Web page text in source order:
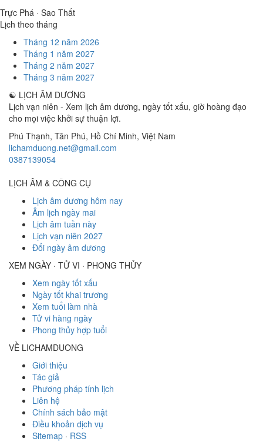
Trực Phá · Sao Thất
Lịch theo tháng
Tháng 12 năm 2026
Tháng 1 năm 2027
Tháng 2 năm 2027
Tháng 3 năm 2027
☯ LỊCH ÂM DƯƠNG
Lịch vạn niên - Xem lịch âm dương, ngày tốt xấu, giờ hoàng đạo
cho mọi việc khởi sự thuận lợi.
Phú Thạnh, Tân Phú, Hồ Chí Minh, Việt Nam
lichamduong.net@gmail.com
0387139054
LỊCH ÂM & CÔNG CỤ
Lịch âm dương hôm nay
Âm lịch ngày mai
Lịch âm tuần này
Lịch vạn niên 2027
Đổi ngày âm dương
XEM NGÀY · TỬ VI · PHONG THỦY
Xem ngày tốt xấu
Ngày tốt khai trương
Xem tuổi làm nhà
Tử vi hàng ngày
Phong thủy hợp tuổi
VỀ LICHAMDUONG
Giới thiệu
Tác giả
Phương pháp tính lịch
Liên hệ
Chính sách bảo mật
Điều khoản dịch vụ
Sitemap · RSS